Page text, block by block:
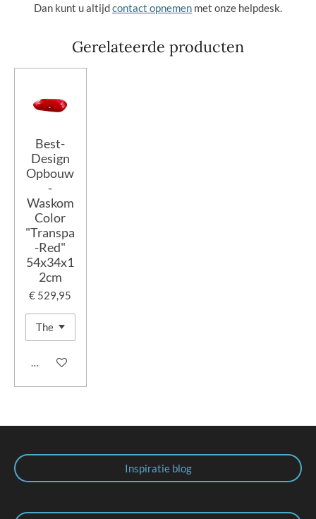
Dan kunt u altijdcontact opnemen met onze helpdesk.
Gerelateerde producten
Best-
Design
Opbouw
-
Waskom
Color
"Transpa
-Red"
54x34x1
2cm
€ 529,95
In winkelwagen
Inspiratie blog